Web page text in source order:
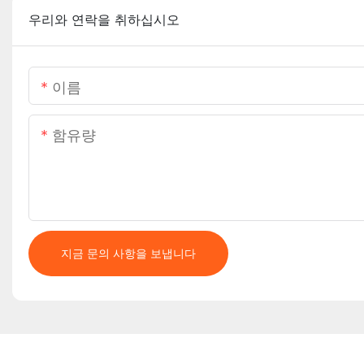
우리와 연락을 취하십시오
이름
함유량
지금 문의 사항을 보냅니다